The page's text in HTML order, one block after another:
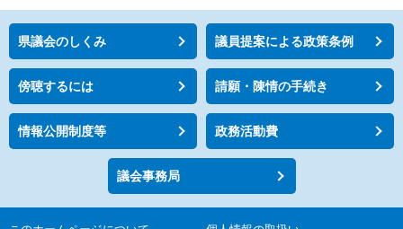
県議会のしくみ 議員提案による政策条例
傍聴するには 請願・陳情の手続き
情報公開制度等 政務活動費
議会事務局